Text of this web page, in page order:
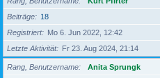
Beiträge
18
Registriert
Mo 6. Jun 2022, 12:42
Letzte Aktivität
Fr 23. Aug 2024, 21:14
Rang, Benutzername
Anita Sprungk